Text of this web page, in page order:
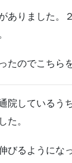
ありました。
のでこちら
院しているう
た。
びるようにな